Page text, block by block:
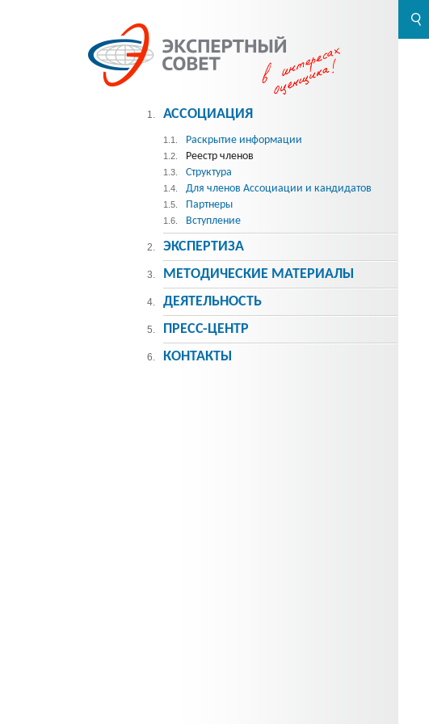
1. АССОЦИАЦИЯ
1.1. Раскрытие информации
1.2. Реестр членов
1.3. Структура
1.4. Для членов Ассоциации и кандидатов
1.5. Партнеры
1.6. Вступление
2. ЭКСПЕРТИЗА
3. МЕТОДИЧЕСКИE МАТЕРИАЛЫ
4. ДЕЯТЕЛЬНОСТЬ
5. ПРЕСС-ЦЕНТР
6. КОНТАКТЫ